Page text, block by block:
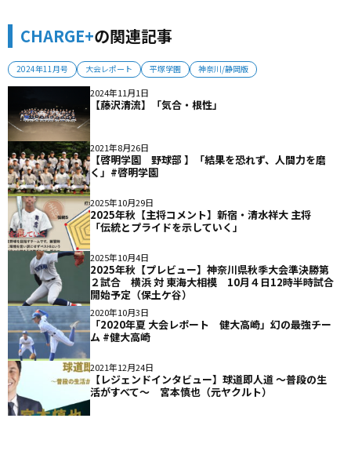
CHARGE+の関連記事
2024年11月号 大会レポート 平塚学園 神奈川/静岡版
2024年11月1日
【藤沢清流】「気合・根性」
2021年8月26日
【啓明学園 野球部 】「結果を恐れず、人間力を磨
く」#啓明学園
2025年10月29日
2025年秋【主将コメント】新宿・清水祥大 主将
「伝統とプライドを示していく」
2025年10月4日
2025年秋【プレビュー】神奈川県秋季大会準決勝第
２試合 横浜 対 東海大相模 10月４日12時半時試合
開始予定（保土ケ谷）
2020年10月3日
「2020年夏 大会レポート 健大高崎」幻の最強チー
ム #健大高崎
2021年12月24日
【レジェンドインタビュー】球道即人道 〜普段の生
活がすべて〜 宮本慎也（元ヤクルト）